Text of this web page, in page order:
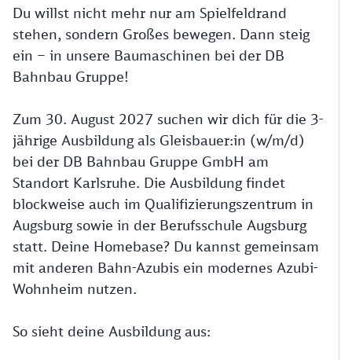
Du willst nicht mehr nur am Spielfeldrand
stehen, sondern Großes bewegen. Dann steig
ein – in unsere Baumaschinen bei der DB
Bahnbau Gruppe!
Zum 30. August 2027 suchen wir dich für die 3-
jährige Ausbildung als Gleisbauer:in (w/m/d)
bei der DB Bahnbau Gruppe GmbH am
Standort Karlsruhe. Die Ausbildung findet
blockweise auch im Qualifizierungszentrum in
Augsburg sowie in der Berufsschule Augsburg
statt. Deine Homebase? Du kannst gemeinsam
mit anderen Bahn-Azubis ein modernes Azubi-
Wohnheim nutzen.
So sieht deine Ausbildung aus: